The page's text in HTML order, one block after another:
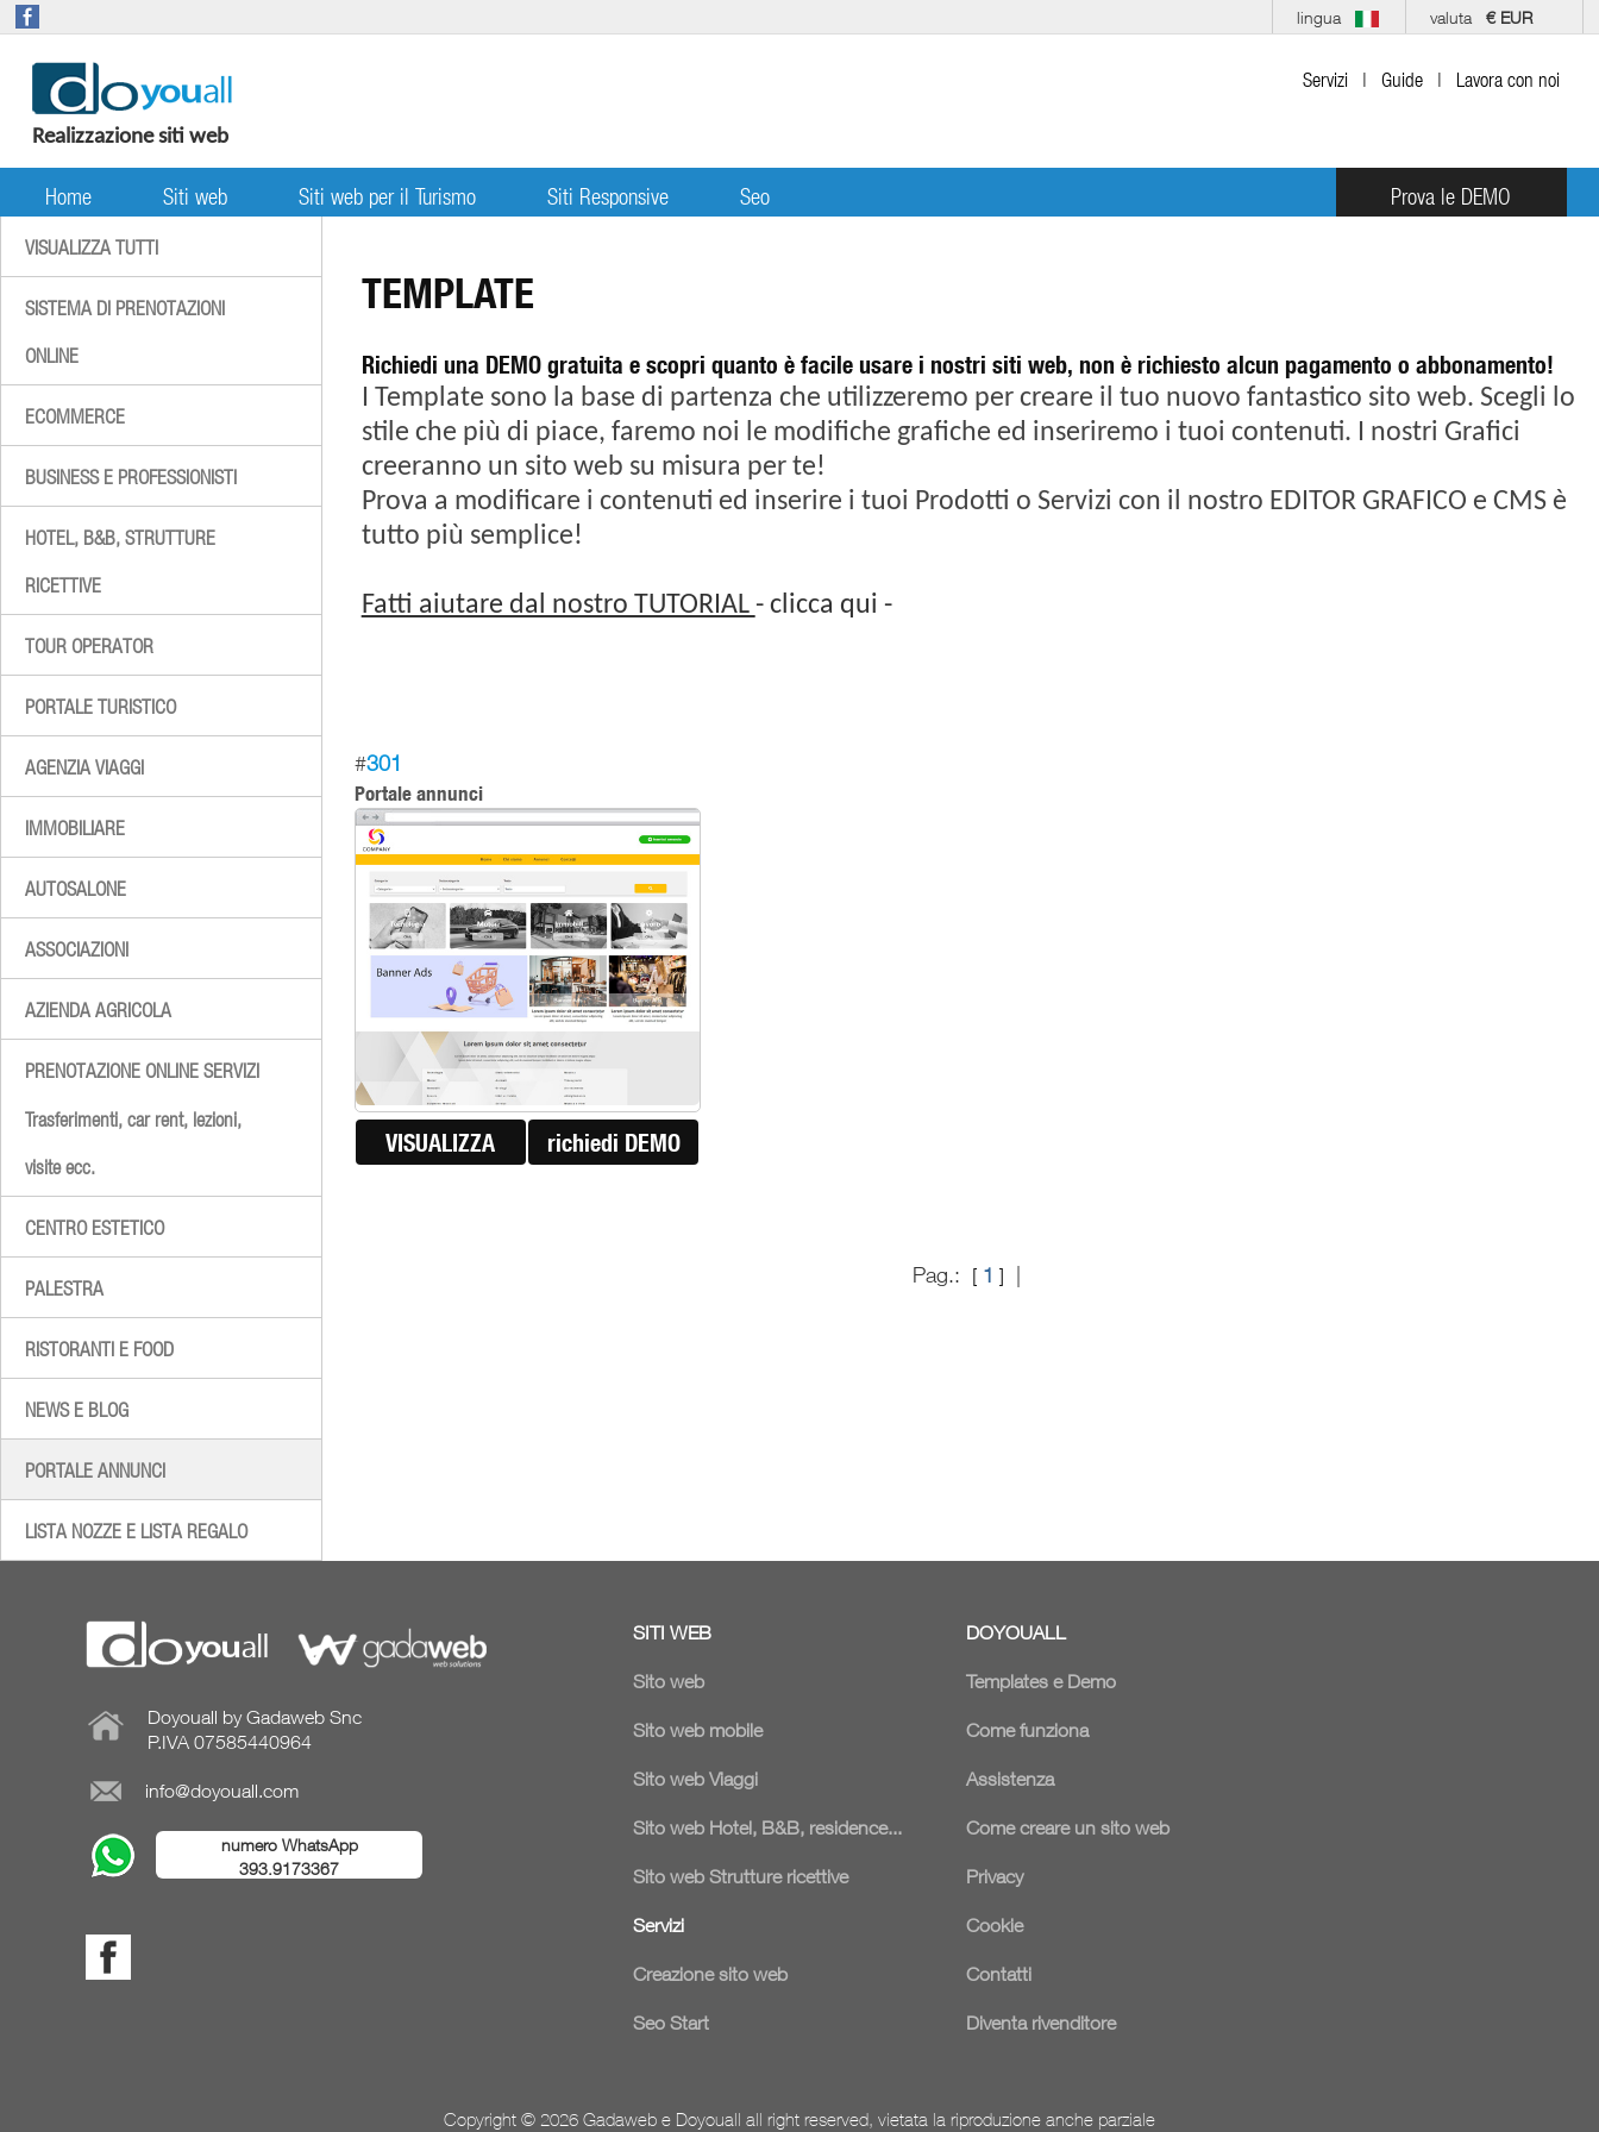
valuta € EUR
lingua
Realizzazione siti web
Servizi | Guide | Lavora con noi
Home Siti web Siti web per il Turismo Siti Responsive Seo Prova le DEMO
VISUALIZZA TUTTI
SISTEMA DI PRENOTAZIONI
ONLINE
ECOMMERCE
BUSINESS E PROFESSIONISTI
HOTEL, B&B, STRUTTURE
RICETTIVE
TOUR OPERATOR
PORTALE TURISTICO
AGENZIA VIAGGI
IMMOBILIARE
AUTOSALONE
ASSOCIAZIONI
AZIENDA AGRICOLA
PRENOTAZIONE ONLINE SERVIZI
Trasferimenti, car rent, lezioni,
visite ecc.
CENTRO ESTETICO
PALESTRA
RISTORANTI E FOOD
NEWS E BLOG
PORTALE ANNUNCI
LISTA NOZZE E LISTA REGALO
TEMPLATE
Richiedi una DEMO gratuita e scopri quanto è facile usare i nostri siti web, non è richiesto alcun pagamento o abbonamento!
I Template sono la base di partenza che utilizzeremo per creare il tuo nuovo fantastico sito web. Scegli lo
stile che più di piace, faremo noi le modifiche grafiche ed inseriremo i tuoi contenuti. I nostri Grafici
creeranno un sito web su misura per te!
Prova a modificare i contenuti ed inserire i tuoi Prodotti o Servizi con il nostro EDITOR GRAFICO e CMS è
tutto più semplice!
Fatti aiutare dal nostro TUTORIAL - clicca qui -
#301
Portale annunci
VISUALIZZA richiedi DEMO
Pag.: [ 1 ]
Doyouall by Gadaweb Snc
P.IVA 07585440964
info@doyouall.com
numero WhatsApp
393.9173367
SITI WEB
Sito web
Sito web mobile
Sito web Viaggi
Sito web Hotel, B&B, residence...
Sito web Strutture ricettive
Servizi
Creazione sito web
Seo Start
DOYOUALL
Templates e Demo
Come funziona
Assistenza
Come creare un sito web
Privacy
Cookie
Contatti
Diventa rivenditore
Copyright © 2026 Gadaweb e Doyouall all right reserved, vietata la riproduzione anche parziale